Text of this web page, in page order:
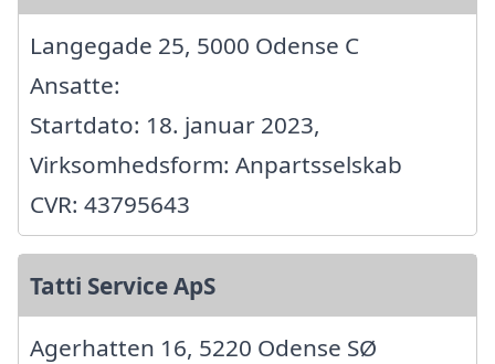
Langegade 25, 5000 Odense C
Ansatte:
Startdato: 18. januar 2023,
Virksomhedsform: Anpartsselskab
CVR: 43795643
Tatti Service ApS
Agerhatten 16, 5220 Odense SØ